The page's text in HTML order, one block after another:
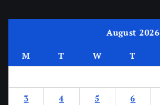
August 2026
M T W T
3
4 5 6